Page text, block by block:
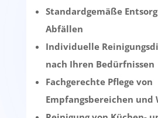
Standardgemäße
Abfällen
Individuelle
nach Ihren Bedürfnissen
Fachgerechte Pflege von
Empfangsbereichen